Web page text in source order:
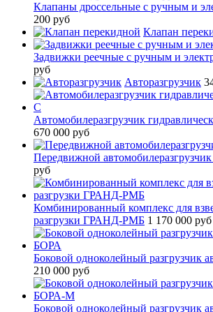
Клапаны дроссельные с ручным и
200 руб
Клапан
Задвижки реечные с ручным и
руб
Авторазгрузчик
Автомобилеразгрузчик
670 000 руб
Передвижной
руб
Комбинированный комплекс для
разгрузки ГРАНД-РМБ 1 170 000 руб
Боковой одноколейный разгрузчик
210 000 руб
Боковой одноколейный разгрузчик